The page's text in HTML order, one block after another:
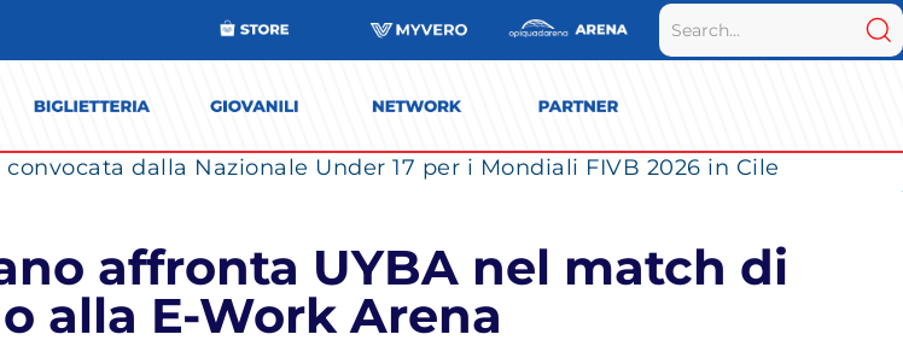
dalla Nazionale Under 17 per i Mondiali FIVB 2026 in Cile
affronta UYBA nel match di
alla E-Work Arena